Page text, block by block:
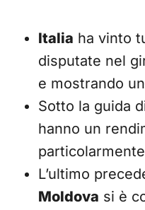
Italia ha vinto
disputate nel
e mostrando
Sotto la guida
hanno un
L’ultimo
Moldova si è